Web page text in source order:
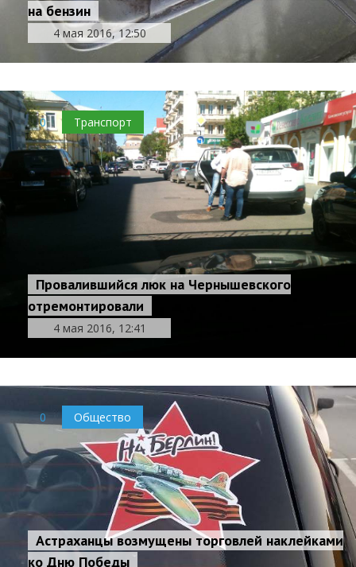
на бензин
4 мая 2016, 12:50
0 Транспорт
Провалившийся люк на Чернышевского
отремонтировали
4 мая 2016, 12:41
0 Общество
Астраханцы возмущены торговлей наклейками
ко Дню Победы